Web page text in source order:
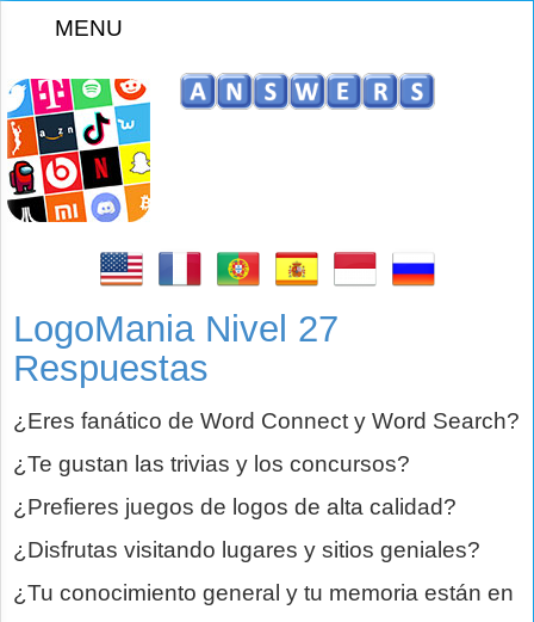
MENU
LogoMania Nivel 27
Respuestas
¿Eres fanático de Word Connect y Word Search?
¿Te gustan las trivias y los concursos?
¿Prefieres juegos de logos de alta calidad?
¿Disfrutas visitando lugares y sitios geniales?
¿Tu conocimiento general y tu memoria están en